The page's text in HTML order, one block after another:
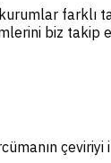
farklı
biz takip